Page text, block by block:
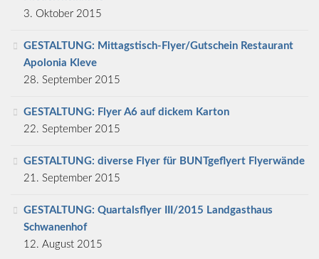
3. Oktober 2015
GESTALTUNG: Mittagstisch-Flyer/Gutschein Restaurant
Apolonia Kleve
28. September 2015
GESTALTUNG: Flyer A6 auf dickem Karton
22. September 2015
GESTALTUNG: diverse Flyer für BUNTgeflyert Flyerwände
21. September 2015
GESTALTUNG: Quartalsflyer III/2015 Landgasthaus
Schwanenhof
12. August 2015